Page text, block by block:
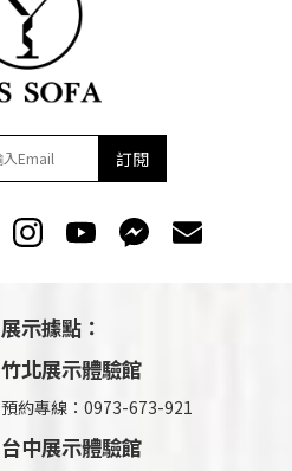
訂閱
展示據點：
竹北展示體驗館
預約專線：0973-673-921
台中展示體驗館